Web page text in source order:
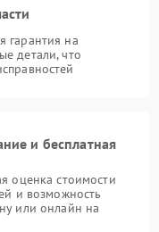
гарантия на
детали, что
и бесплатная
оценка стоимости
и возможность
или онлайн на